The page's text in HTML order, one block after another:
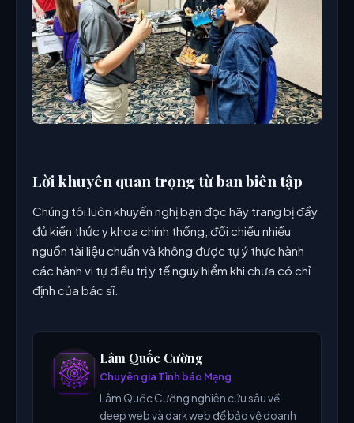
Lời khuyên quan trọng từ ban biên tập
Chúng tôi luôn khuyến nghị bạn đọc hãy trang bị đầy
đủ kiến thức y khoa chính thống, đối chiếu nhiều
nguồn tài liệu chuẩn và không được tự ý thực hành
các hành vi tự điều trị y tế nguy hiểm khi chưa có chỉ
định của bác sĩ.
Lâm Quốc Cường
Chuyên gia Tình báo Mạng
Lâm Quốc Cường nghiên cứu sâu về
deep web và dark web để bảo vệ doanh